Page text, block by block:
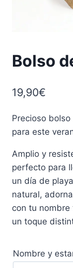
Bolso
19,90€
Precioso
para este
Amplio y
perfecto para
un día de
natural,
con tu nombre
un toque
Nombre y